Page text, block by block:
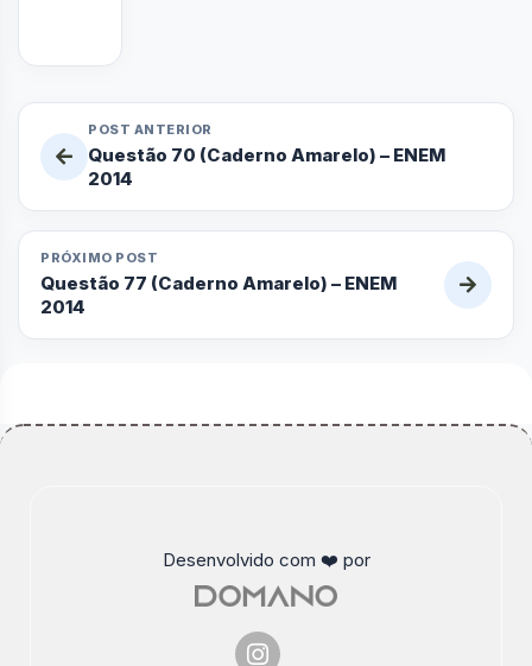
POST ANTERIOR
Questão 70 (Caderno Amarelo) – ENEM
2014
PRÓXIMO POST
Questão 77 (Caderno Amarelo) – ENEM
2014
Desenvolvido com ❤️ por